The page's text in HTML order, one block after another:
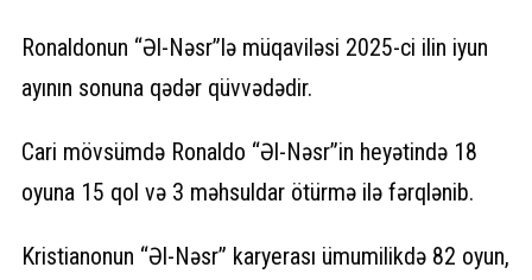
Ronaldonun “Əl-Nəsr”lə müqaviləsi 2025-ci ilin iyun
ayının sonuna qədər qüvvədədir.
Cari mövsümdə Ronaldo “Əl-Nəsr”in heyətində 18
oyuna 15 qol və 3 məhsuldar ötürmə ilə fərqlənib.
Kristianonun “Əl-Nəsr” karyerası ümumilikdə 82 oyun,